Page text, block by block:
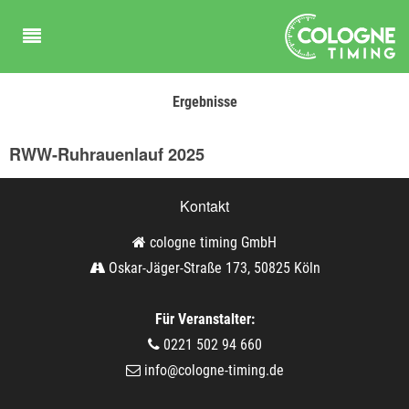
Ergebnisse
RWW-Ruhrauenlauf 2025
Kontakt
cologne timing GmbH
Oskar-Jäger-Straße 173, 50825 Köln
Für Veranstalter:
0221 502 94 660
info@cologne-timing.de